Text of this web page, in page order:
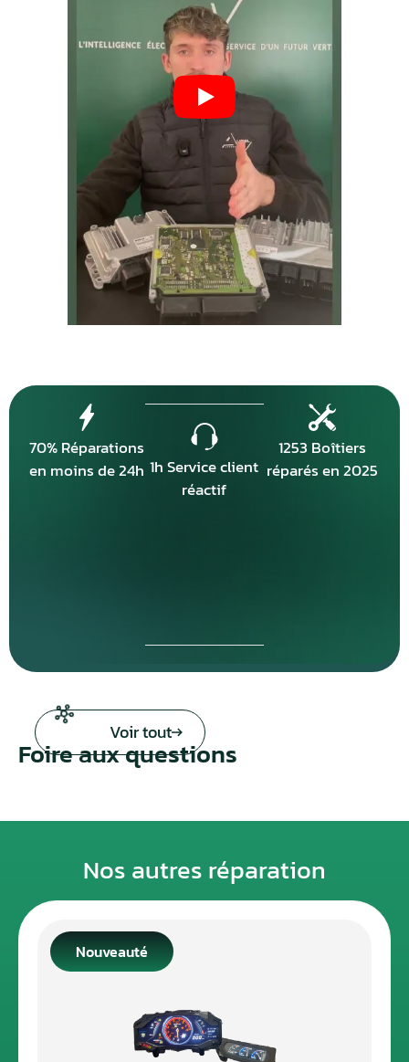
70% Réparations
en moins de 24h 1h Service client
réactif
1253 Boîtiers
réparés en 2025
Voir tout
Foire aux questions
Nos autres réparation
Nouveauté